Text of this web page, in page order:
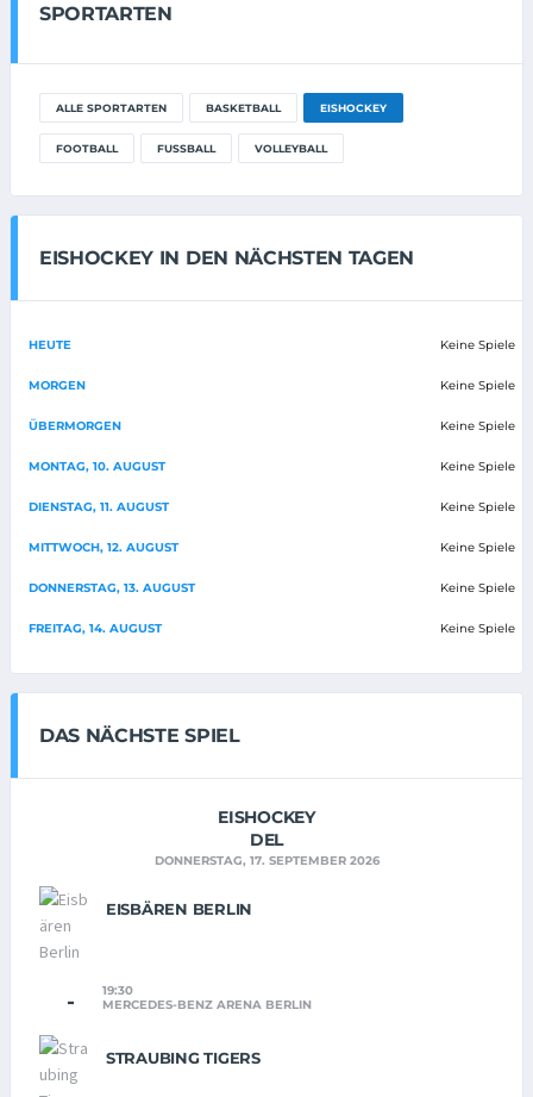
SPORTARTEN
ALLE SPORTARTEN BASKETBALL EISHOCKEY
FOOTBALL FUSSBALL VOLLEYBALL
EISHOCKEY IN DEN NÄCHSTEN TAGEN
HEUTE Keine Spiele
MORGEN Keine Spiele
ÜBERMORGEN Keine Spiele
MONTAG, 10. AUGUST Keine Spiele
DIENSTAG, 11. AUGUST Keine Spiele
MITTWOCH, 12. AUGUST Keine Spiele
DONNERSTAG, 13. AUGUST Keine Spiele
FREITAG, 14. AUGUST Keine Spiele
DAS NÄCHSTE SPIEL
EISHOCKEY
DEL
DONNERSTAG, 17. SEPTEMBER 2026
EISBÄREN BERLIN
-
19:30
MERCEDES-BENZ ARENA BERLIN
STRAUBING TIGERS